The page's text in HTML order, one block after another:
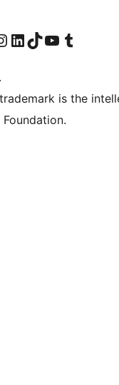
Threads
pàgina al Facebook
el nostre compte d'Instagram
Visiteu el nostre compte de LinkedIn
Visiteu el nostre compte de TikTok
Visiteu el nostre canal al YouTube
Visiteu el nostre compte de Tumblr
is the